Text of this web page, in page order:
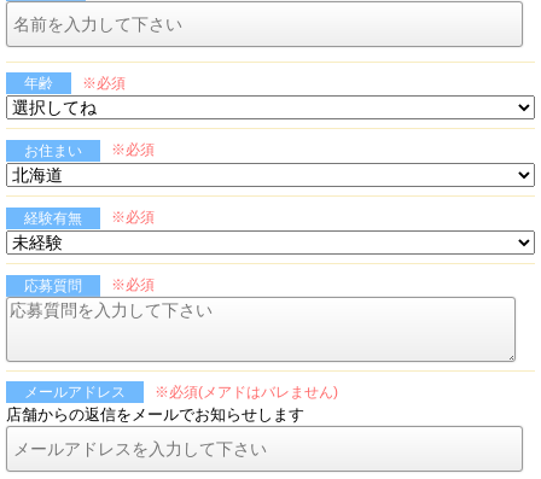
年齢 ※必須
お住まい ※必須
経験有無 ※必須
応募質問 ※必須
メールアドレス ※必須(メアドはバレません)
店舗からの返信をメールでお知らせします